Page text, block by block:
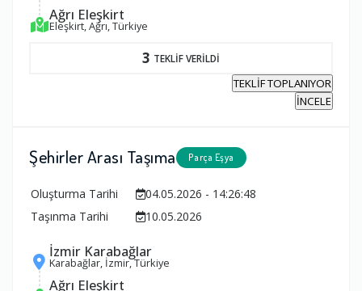
Ağrı Eleşkirt
Eleşkirt, Ağrı, Türkiye
3 TEKLİF VERİLDİ
TEKLİF TOPLANIYOR
İNCELE
Şehirler Arası Taşıma Parça Eşya
Oluşturma Tarihi
04.05.2026 - 14:26:48
Taşınma Tarihi
10.05.2026
İzmir Karabağlar
Karabağlar, İzmir, Türkiye
Ağrı Eleşkirt